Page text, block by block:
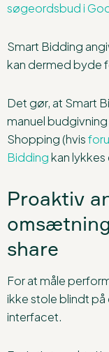
søgeordsbud i
Smart Bidding
kan dermed byde
Det gør, at Smart
manuel
Shopping (hvis
Biddingkan lykkes
Proaktiv
share
For at måle
ikke stole blindt
interfacet.